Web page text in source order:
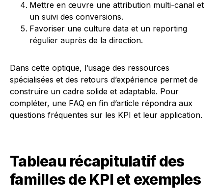
Mettre en œuvre une attribution multi-canal et
un suivi des conversions.
Favoriser une culture data et un reporting
régulier auprès de la direction.
Dans cette optique, l’usage des ressources
spécialisées et des retours d’expérience permet de
construire un cadre solide et adaptable. Pour
compléter, une FAQ en fin d’article répondra aux
questions fréquentes sur les KPI et leur application.
Tableau récapitulatif des
familles de KPI et exemples